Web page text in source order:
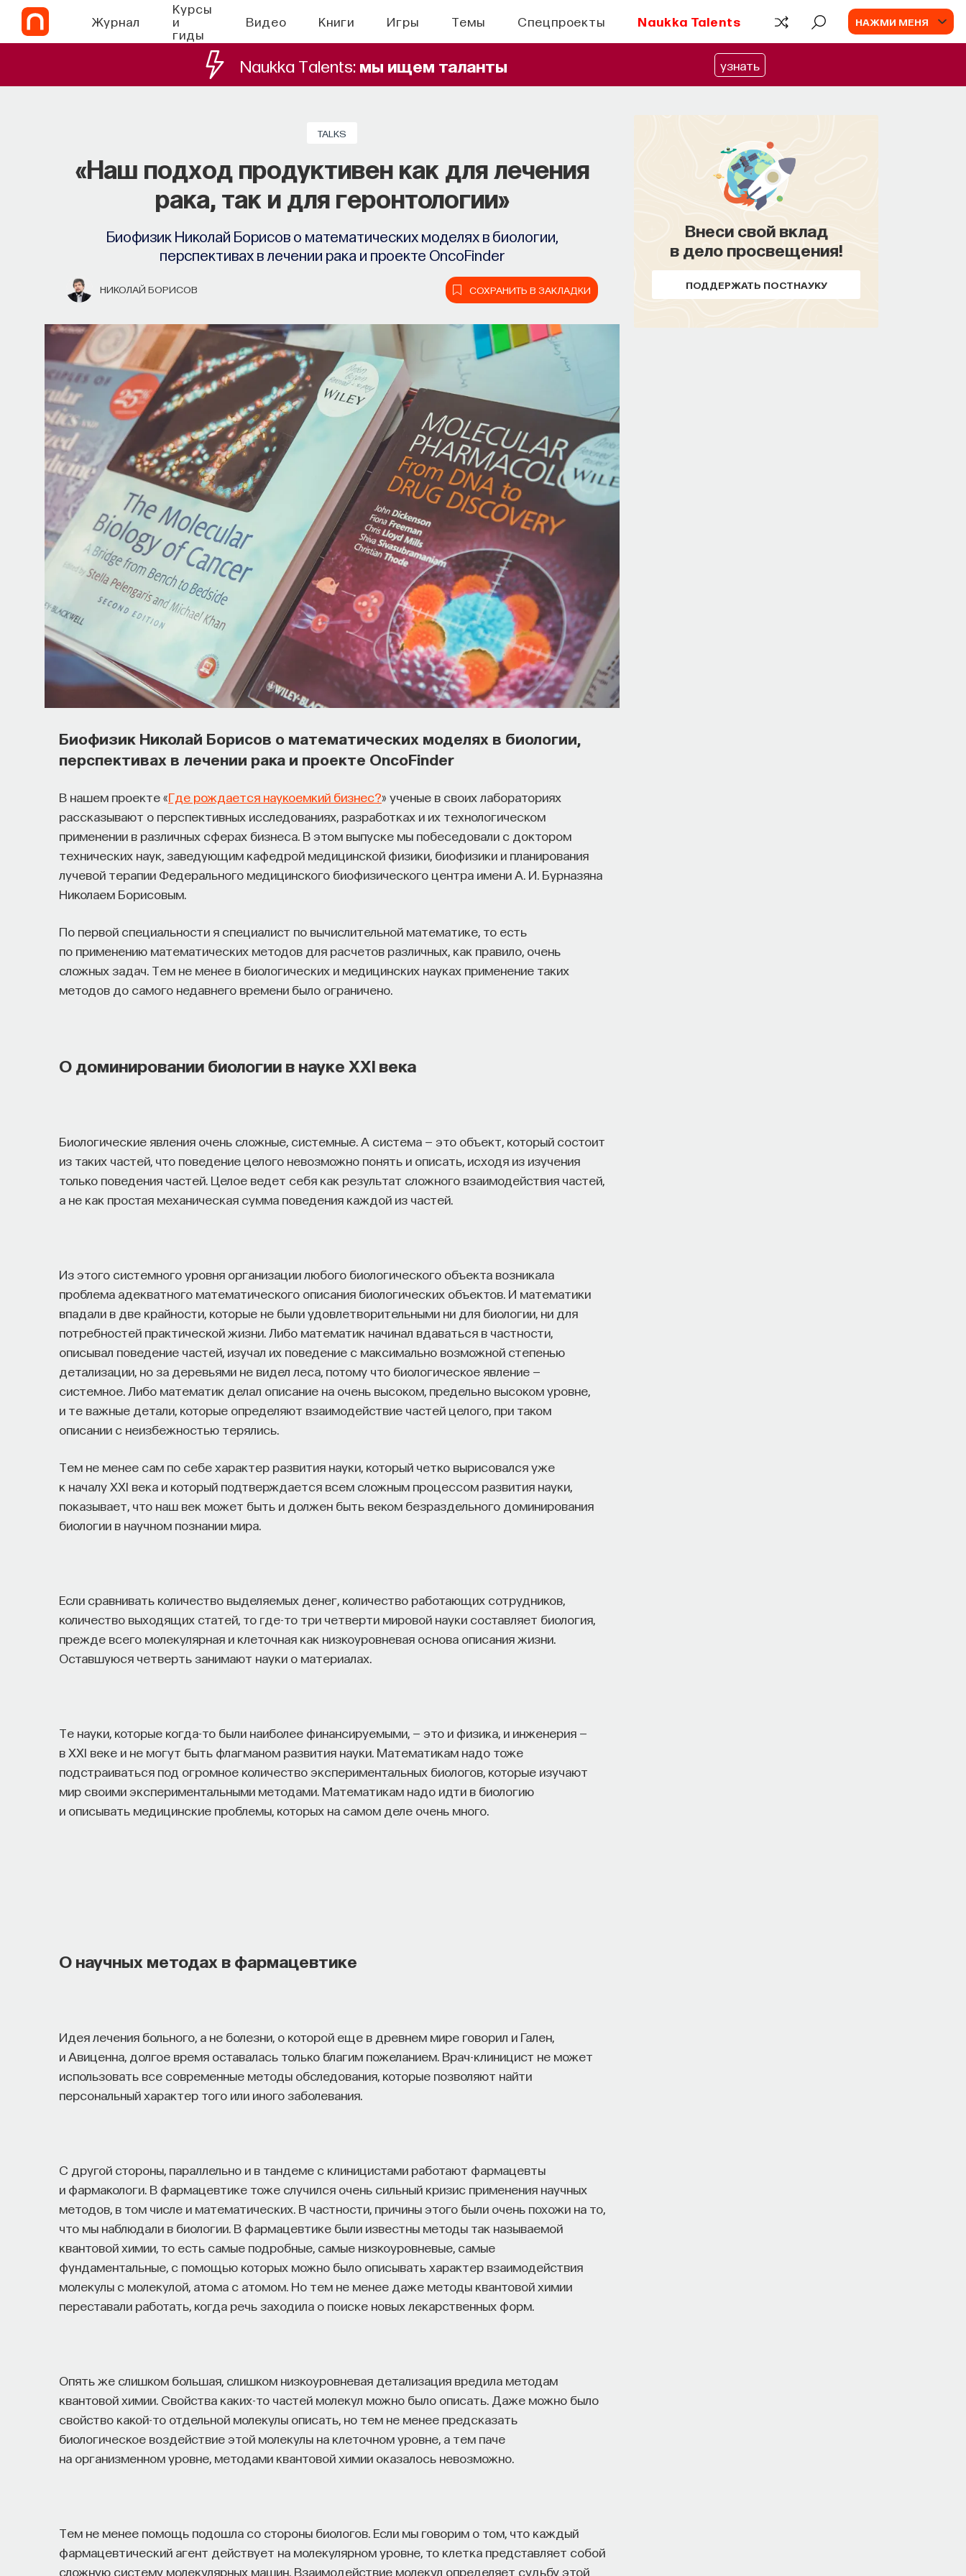
Журнал
Курсы
и
гиды
Видео Книги Игры Темы Спецпроекты Naukka Talents НАЖМИ МЕНЯ
Naukka Talents: мы ищем таланты узнать
TALKS
«Наш подход продуктивен как для лечения
рака, так и для геронтологии»
Биофизик Николай Борисов о математических моделях в биологии,
перспективах в лечении рака и проекте OncoFinder
НИКОЛАЙ БОРИСОВ СОХРАНИТЬ В ЗАКЛАДКИ
Биофизик Николай Борисов о математических моделях в биологии,
перспективах в лечении рака и проекте OncoFinder
В нашем проекте «Где рождается наукоемкий бизнес?» ученые в своих лабораториях
рассказывают о перспективных исследованиях, разработках и их технологическом
применении в различных сферах бизнеса. В этом выпуске мы побеседовали с доктором
технических наук, заведующим кафедрой медицинской физики, биофизики и планирования
лучевой терапии Федерального медицинского биофизического центра имени А. И. Бурназяна
Николаем Борисовым.
По первой специальности я специалист по вычислительной математике, то есть
по применению математических методов для расчетов различных, как правило, очень
сложных задач. Тем не менее в биологических и медицинских науках применение таких
методов до самого недавнего времени было ограничено.
О доминировании биологии в науке XXI века
Биологические явления очень сложные, системные. А система — это объект, который состоит
из таких частей, что поведение целого невозможно понять и описать, исходя из изучения
только поведения частей. Целое ведет себя как результат сложного взаимодействия частей,
а не как простая механическая сумма поведения каждой из частей.
Из этого системного уровня организации любого биологического объекта возникала
проблема адекватного математического описания биологических объектов. И математики
впадали в две крайности, которые не были удовлетворительными ни для биологии, ни для
потребностей практической жизни. Либо математик начинал вдаваться в частности,
описывал поведение частей, изучал их поведение с максимально возможной степенью
детализации, но за деревьями не видел леса, потому что биологическое явление —
системное. Либо математик делал описание на очень высоком, предельно высоком уровне,
и те важные детали, которые определяют взаимодействие частей целого, при таком
описании с неизбежностью терялись.
Тем не менее сам по себе характер развития науки, который четко вырисовался уже
к началу XXI века и который подтверждается всем сложным процессом развития науки,
показывает, что наш век может быть и должен быть веком безраздельного доминирования
биологии в научном познании мира.
Если сравнивать количество выделяемых денег, количество работающих сотрудников,
количество выходящих статей, то где-то три четверти мировой науки составляет биология,
прежде всего молекулярная и клеточная как низкоуровневая основа описания жизни.
Оставшуюся четверть занимают науки о материалах.
Те науки, которые когда-то были наиболее финансируемыми, — это и физика, и инженерия —
в XXI веке и не могут быть флагманом развития науки. Математикам надо тоже
подстраиваться под огромное количество экспериментальных биологов, которые изучают
мир своими экспериментальными методами. Математикам надо идти в биологию
и описывать медицинские проблемы, которых на самом деле очень много.
О научных методах в фармацевтике
Идея лечения больного, а не болезни, о которой еще в древнем мире говорил и Гален,
и Авиценна, долгое время оставалась только благим пожеланием. Врач-клиницист не может
использовать все современные методы обследования, которые позволяют найти
персональный характер того или иного заболевания.
С другой стороны, параллельно и в тандеме с клиницистами работают фармацевты
и фармакологи. В фармацевтике тоже случился очень сильный кризис применения научных
методов, в том числе и математических. В частности, причины этого были очень похожи на то,
что мы наблюдали в биологии. В фармацевтике были известны методы так называемой
квантовой химии, то есть самые подробные, самые низкоуровневые, самые
фундаментальные, с помощью которых можно было описывать характер взаимодействия
молекулы с молекулой, атома с атомом. Но тем не менее даже методы квантовой химии
переставали работать, когда речь заходила о поиске новых лекарственных форм.
Опять же слишком большая, слишком низкоуровневая детализация вредила методам
квантовой химии. Свойства каких-то частей молекул можно было описать. Даже можно было
свойство какой-то отдельной молекулы описать, но тем не менее предсказать
биологическое воздействие этой молекулы на клеточном уровне, а тем паче
на организменном уровне, методами квантовой химии оказалось невозможно.
Тем не менее помощь подошла со стороны биологов. Если мы говорим о том, что каждый
фармацевтический агент действует на молекулярном уровне, то клетка представляет собой
сложную систему молекулярных машин. Взаимодействие молекул определяет судьбу этой
Внеси свой вклад
в дело просвещения!
ПОДДЕРЖАТЬ ПОСТНАУКУ